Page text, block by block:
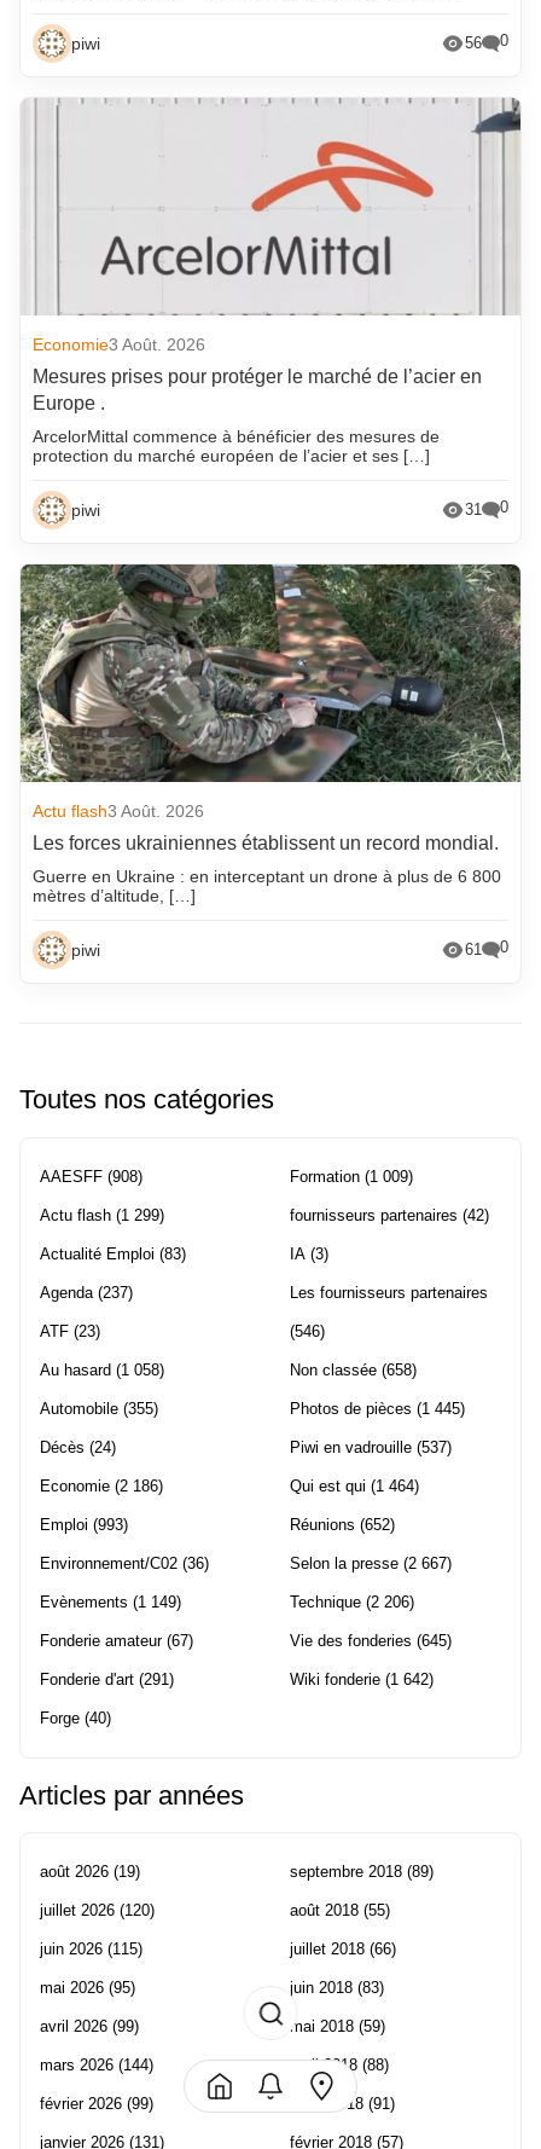
piwi 56 0
Economie3 Août. 2026
Mesures prises pour protéger le marché de l’acier en
Europe .
ArcelorMittal commence à bénéficier des mesures de
protection du marché européen de l’acier et ses […]
piwi 31 0
Actu flash3 Août. 2026
Les forces ukrainiennes établissent un record mondial.
Guerre en Ukraine : en interceptant un drone à plus de 6 800
mètres d’altitude, […]
piwi 61 0
Toutes nos catégories
AAESFF (908)
Actu flash (1 299)
Actualité Emploi (83)
Agenda (237)
ATF (23)
Au hasard (1 058)
Automobile (355)
Décès (24)
Economie (2 186)
Emploi (993)
Environnement/C02 (36)
Evènements (1 149)
Fonderie amateur(67)
Fonderie d'art (291)
Forge (40)
Formation (1 009)
fournisseurs partenaires (42)
IA (3)
Les fournisseurs partenaires
(546)
Non classée (658)
Photos de pièces (1 445)
Piwi en vadrouille (537)
Qui est qui (1 464)
Réunions (652)
Selon la presse (2 667)
Technique (2 206)
Vie des fonderies (645)
Wiki fonderie (1 642)
Articles par années
août 2026 (19)
juillet 2026 (120)
juin 2026 (115)
mai 2026 (95)
avril 2026 (99)
mars 2026 (144)
février 2026 (99)
janvier 2026 (131)
septembre 2018 (89)
août 2018 (55)
juillet 2018 (66)
juin 2018 (83)
mai 2018 (59)
avril 2018 (88)
mars 2018 (91)
février 2018 (57)